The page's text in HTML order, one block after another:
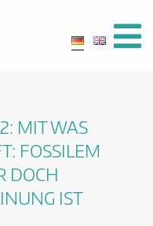
MIT WAS
FOSSILEM
DOCH
IST